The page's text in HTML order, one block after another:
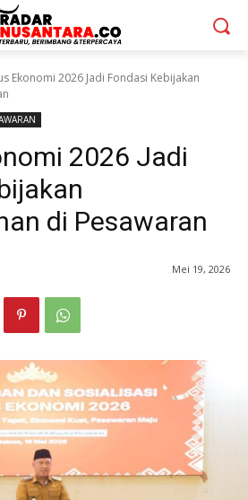
Ekonomi 2026 Jadi Fondasi Kebijakan
2026 Jadi
di Pesawaran
Mei 19, 2026